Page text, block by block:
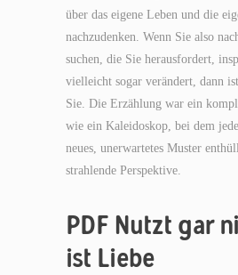
über das eigene Leben und die
nachzudenken. Wenn Sie also
suchen, die Sie herausfordert,
vielleicht sogar verändert, dann
Sie. Die Erzählung war ein
wie ein Kaleidoskop, bei dem
neues, unerwartetes Muster
strahlende Perspektive.
PDF Nutzt gar
ist Liebe